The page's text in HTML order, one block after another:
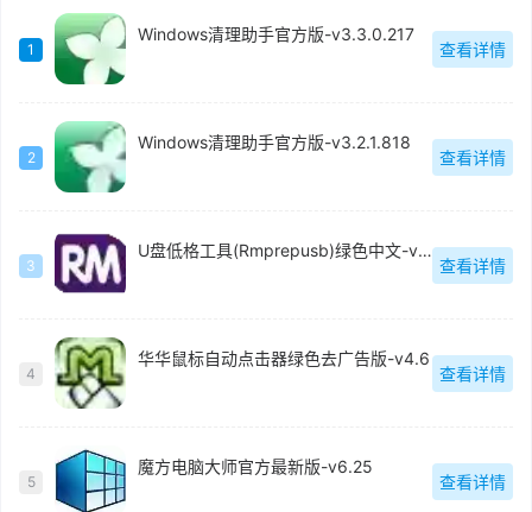
1
Windows清理助手官方版-v3.3.0.217
查看详情
2
Windows清理助手官方版-v3.2.1.818
查看详情
3
U盘低格工具(Rmprepusb)绿色中文-v2.1.744
查看详情
4
华华鼠标自动点击器绿色去广告版-v4.6
查看详情
5
魔方电脑大师官方最新版-v6.25
查看详情